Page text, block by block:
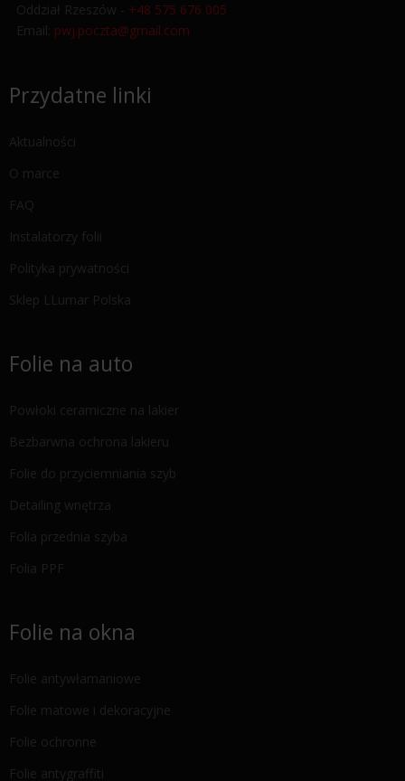
Oddział Rzeszów - +48 575 676 005
Email: pwj.poczta@gmail.com
Przydatne linki
Aktualności
O marce
FAQ
Instalatorzy folii
Polityka prywatności
Sklep LLumar Polska
Folie na auto
Powłoki ceramiczne na lakier
Bezbarwna ochrona lakieru
Folie do przyciemniania szyb
Detailing wnętrza
Folia przednia szyba
Folia PPF
Folie na okna
Folie antywłamaniowe
Folie matowe i dekoracyjne
Folie ochronne
Folie antygraffiti